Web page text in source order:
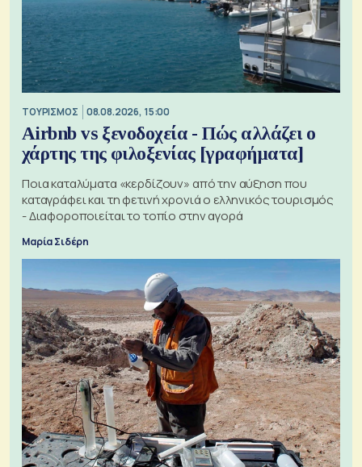
ΤΟΥΡΙΣΜΟΣ 08.08.2026, 15:00
Airbnb vs ξενοδοχεία - Πώς αλλάζει ο
χάρτης της φιλοξενίας [γραφήματα]
Ποια καταλύματα «κερδίζουν» από την αύξηση που
καταγράφει και τη φετινή χρονιά ο ελληνικός τουρισμός
- Διαφοροποιείται το τοπίο στην αγορά
Μαρία Σιδέρη